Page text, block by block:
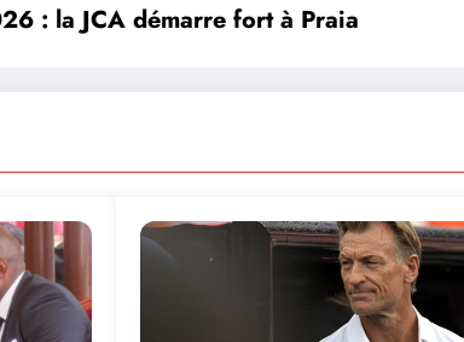
: la JCA démarre fort à Praia